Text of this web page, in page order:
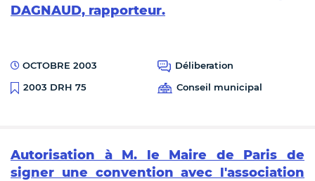
DAGNAUD, rapporteur.
OCTOBRE 2003
Déliberation
2003 DRH 75
Conseil municipal
Autorisation à M. le Maire de Paris de
signer une convention avec l'association